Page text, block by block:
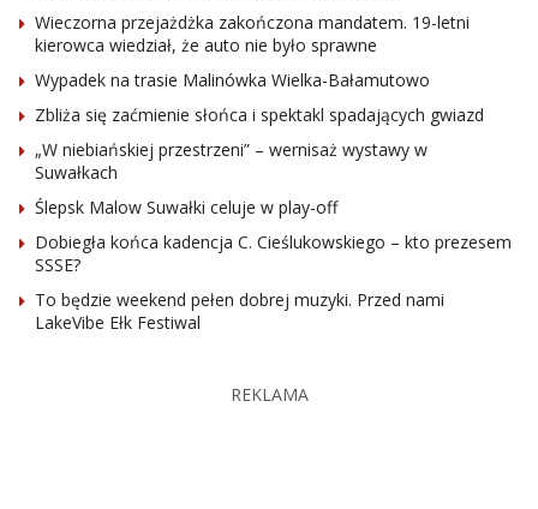
Wieczorna przejażdżka zakończona mandatem. 19-letni
kierowca wiedział, że auto nie było sprawne
Wypadek na trasie Malinówka Wielka-Bałamutowo
Zbliża się zaćmienie słońca i spektakl spadających gwiazd
„W niebiańskiej przestrzeni” – wernisaż wystawy w
Suwałkach
Ślepsk Malow Suwałki celuje w play-off
Dobiegła końca kadencja C. Cieślukowskiego – kto prezesem
SSSE?
To będzie weekend pełen dobrej muzyki. Przed nami
LakeVibe Ełk Festiwal
REKLAMA